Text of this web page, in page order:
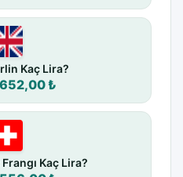
Kaç Lira?
₺
Kaç Lira?